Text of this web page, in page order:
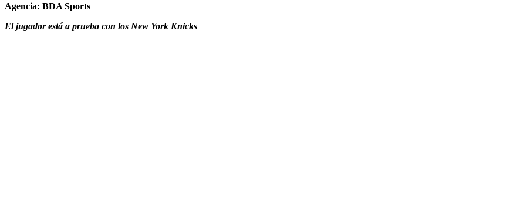
Agencia: BDA Sports
El jugador está a prueba con los New York Knicks